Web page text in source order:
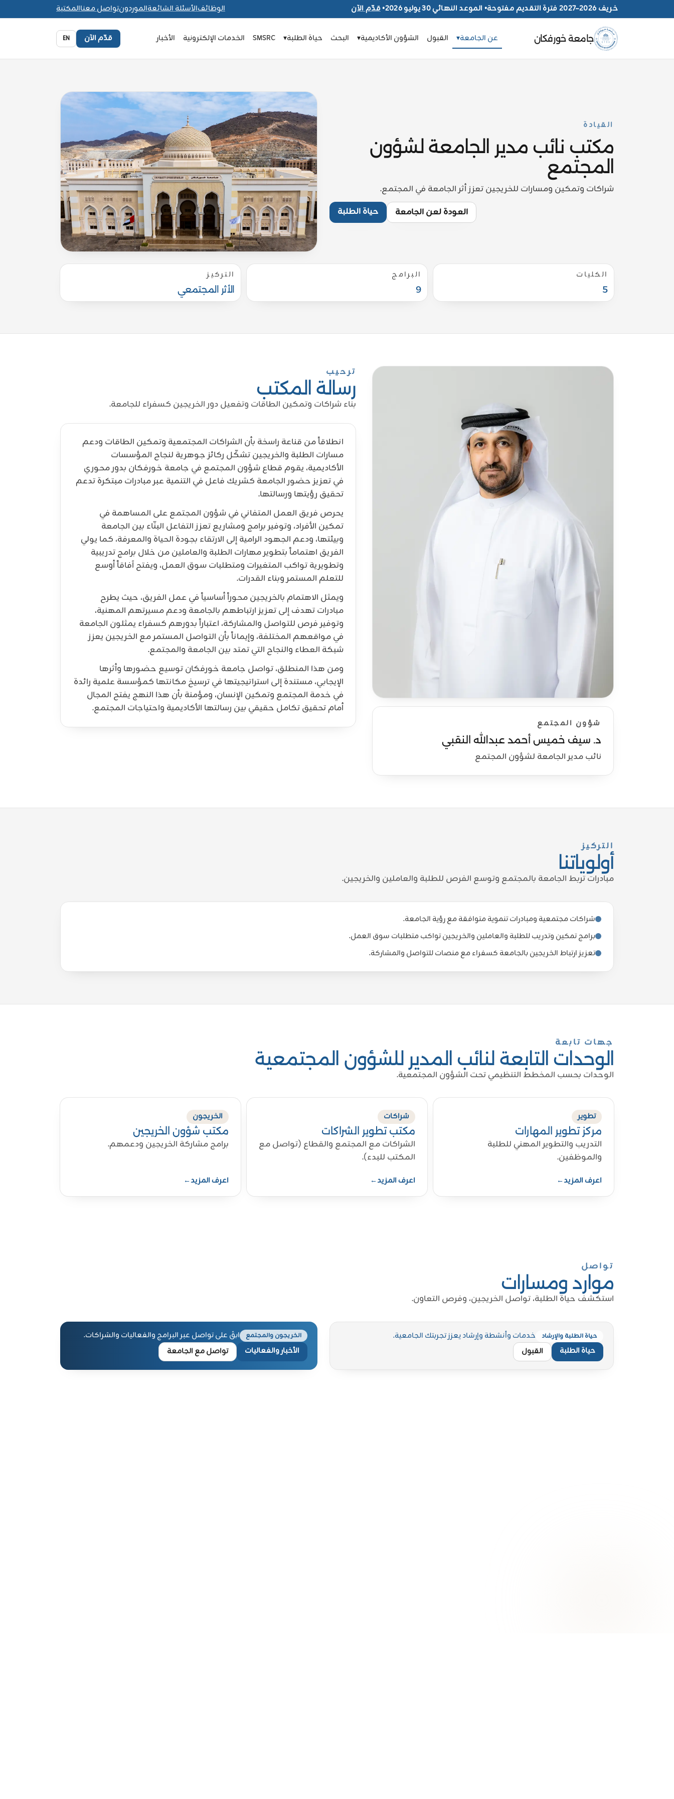
خريف 2026–2027 فترة التقديم مفتوحة • الموعد النهائي 30 يوليو 2026 •قدّم الآن الوظائفالأسئلة الشائعةالموردونتواصل معناالمكتبة
جامعة خورفكان عن الجامعة▾ القبول الشؤون الأكاديمية▾ البحث حياة الطلبة▾
SMSRC الخدمات الإلكترونية الأخبار قدّم الآن EN
Proud of UAE
فخورين بالإمارات
القيادة
مكتب نائب مدير الجامعة لشؤون
المجتمع
شراكات وتمكين ومسارات للخريجين تعزز أثر الجامعة في المجتمع.
العودة لعن الجامعة
حياة الطلبة
الكليات
5
البرامج
9
التركيز
الأثر المجتمعي
شؤون المجتمع
د. سيف خميس أحمد عبدالله النقبي
نائب مدير الجامعة لشؤون المجتمع
ترحيب
رسالة المكتب
بناء شراكات وتمكين الطاقات وتفعيل دور الخريجين كسفراء للجامعة.
انطلاقاً من قناعة راسخة بأن الشراكات المجتمعية وتمكين الطاقات ودعم
مسارات الطلبة والخريجين تشكّل ركائز جوهرية لنجاح المؤسسات
الأكاديمية، يقوم قطاع شؤون المجتمع في جامعة خورفكان بدور محوري
في تعزيز حضور الجامعة كشريك فاعل في التنمية عبر مبادرات مبتكرة تدعم
تحقيق رؤيتها ورسالتها.
يحرص فريق العمل المتفاني في شؤون المجتمع على المساهمة في
تمكين الأفراد، وتوفير برامج ومشاريع تعزز التفاعل البنّاء بين الجامعة
وبيئتها، ودعم الجهود الرامية إلى الارتقاء بجودة الحياة والمعرفة، كما يولي
الفريق اهتماماً بتطوير مهارات الطلبة والعاملين من خلال برامج تدريبية
وتطويرية تواكب المتغيرات ومتطلبات سوق العمل، ويفتح آفاقاً أوسع
للتعلم المستمر وبناء القدرات.
ويمثل الاهتمام بالخريجين محوراً أساسياً في عمل الفريق، حيث يطرح
مبادرات تهدف إلى تعزيز ارتباطهم بالجامعة ودعم مسيرتهم المهنية،
وتوفير فرص للتواصل والمشاركة، اعتباراً بدورهم كسفراء يمثلون الجامعة
في مواقعهم المختلفة، وإيماناً بأن التواصل المستمر مع الخريجين يعزز
شبكة العطاء والنجاح التي تمتد بين الجامعة والمجتمع.
ومن هذا المنطلق، تواصل جامعة خورفكان توسيع حضورها وأثرها
الإيجابي، مستندة إلى استراتيجيتها في ترسيخ مكانتها كمؤسسة علمية رائدة
في خدمة المجتمع وتمكين الإنسان، ومؤمنة بأن هذا النهج يفتح المجال
أمام تحقيق تكامل حقيقي بين رسالتها الأكاديمية واحتياجات المجتمع.
التركيز
أولوياتنا
مبادرات تربط الجامعة بالمجتمع وتوسع الفرص للطلبة والعاملين والخريجين.
شراكات مجتمعية ومبادرات تنموية متوافقة مع رؤية الجامعة.
برامج تمكين وتدريب للطلبة والعاملين والخريجين تواكب متطلبات سوق العمل.
تعزيز ارتباط الخريجين بالجامعة كسفراء مع منصات للتواصل والمشاركة.
جهات تابعة
الوحدات التابعة لنائب المدير للشؤون المجتمعية
الوحدات بحسب المخطط التنظيمي تحت الشؤون المجتمعية.
تطوير
مركز تطوير المهارات
التدريب والتطوير المهني للطلبة
والموظفين.
اعرف المزيد←
شراكات
مكتب تطوير الشراكات
الشراكات مع المجتمع والقطاع (تواصل مع
المكتب للبدء).
اعرف المزيد←
الخريجون
مكتب شؤون الخريجين
برامج مشاركة الخريجين ودعمهم.
اعرف المزيد←
تواصل
موارد ومسارات
استكشف حياة الطلبة، تواصل الخريجين، وفرص التعاون.
حياة الطلبة والإرشاد
خدمات وأنشطة وإرشاد يعزز تجربتك الجامعية.
حياة الطلبة
القبول
الخريجون والمجتمع
ابقَ على تواصل عبر البرامج والفعاليات والشراكات.
الأخبار والفعاليات
تواصل مع الجامعة